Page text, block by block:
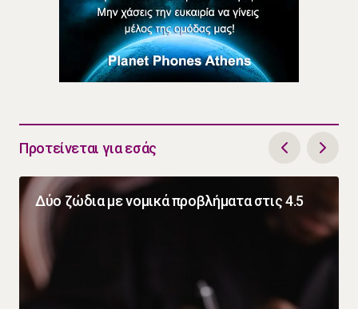
Προτείνεται για εσάς
Δύο ζώδια με νομικά προβλήματα στις 4.5